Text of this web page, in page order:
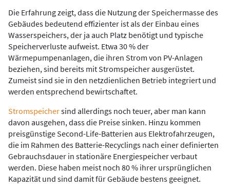
Die Erfahrung zeigt, dass die Nutzung der Speichermasse des
Gebäudes bedeutend effizienter ist als der Einbau eines
Wasserspeichers, der ja auch Platz benötigt und typische
Speicherverluste aufweist. Etwa 30 % der
Wärmepumpenanlagen, die ihren Strom von PV-Anlagen
beziehen, sind bereits mit Stromspeicher ausgerüstet.
Zumeist sind sie in den netzdienlichen Betrieb integriert und
werden entsprechend bewirtschaftet.
Stromspeichersind allerdings noch teuer, aber man kann
davon ausgehen, dass die Preise sinken. Hinzu kommen
preisgünstige Second-Life-Batterien aus Elektrofahrzeugen,
die im Rahmen des Batterie-Recyclings nach einer definierten
Gebrauchsdauer in stationäre Energiespeicher verbaut
werden. Diese haben meist noch 80 % ihrer ursprünglichen
Kapazität und sind damit für Gebäude bestens geeignet.